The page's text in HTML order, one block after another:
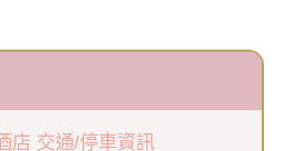
店 交通/停車資訊